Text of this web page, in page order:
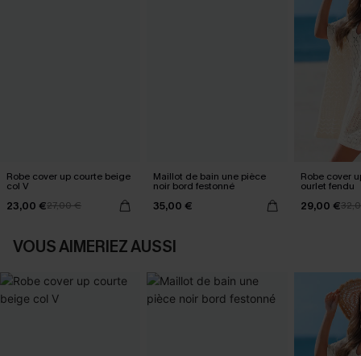
Robe cover up courte beige
col V
23,00 €27,00 €
Maillot de bain une pièce
noir bord festonné
35,00 €
Robe cover
ourlet fendu
29,00 €
VOUS AIMERIEZ AUSSI